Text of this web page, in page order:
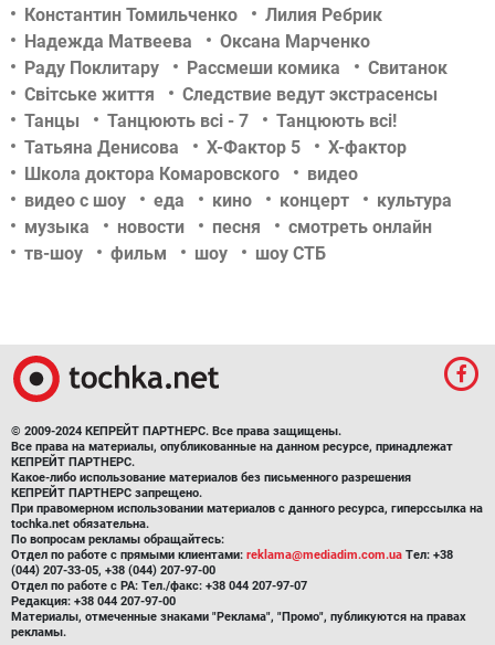
Константин Томильченко
Лилия Ребрик
Надежда Матвеева
Оксана Марченко
Раду Поклитару
Рассмеши комика
Свитанок
Світське життя
Следствие ведут экстрасенсы
Танцы
Танцюють всі - 7
Танцюють всі!
Татьяна Денисова
Х-Фактор 5
Х-фактор
Школа доктора Комаровского
видео
видео с шоу
еда кино концерт
культура
музыка
новости песня
смотреть онлайн
тв-шоу
фильм шоу шоу СТБ
© 2009-2024 КЕПРЕЙТ ПАРТНЕРС. Все права защищены.
Все права на материалы, опубликованные на данном ресурсе, принадлежат
КЕПРЕЙТ ПАРТНЕРС.
Какое-либо использование материалов без письменного разрешения
КЕПРЕЙТ ПАРТНЕРС запрещено.
При правомерном использовании материалов с данного ресурса, гиперссылка на
tochka.net обязательна.
По вопросам рекламы обращайтесь:
Отдел по работе с прямыми клиентами: reklama@mediadim.com.ua Тел: +38
(044) 207-33-05, +38 (044) 207-97-00
Отдел по работе с РА: Тел./факс: +38 044 207-97-07
Редакция: +38 044 207-97-00
Материалы, отмеченные знаками "Реклама", "Промо", публикуются на правах
рекламы.